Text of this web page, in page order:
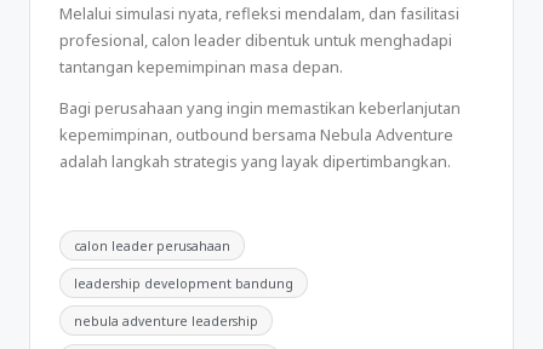
Melalui simulasi nyata, refleksi mendalam, dan fasilitasi
profesional, calon leader dibentuk untuk menghadapi
tantangan kepemimpinan masa depan.
Bagi perusahaan yang ingin memastikan keberlanjutan
kepemimpinan, outbound bersama Nebula Adventure
adalah langkah strategis yang layak dipertimbangkan.
calon leader perusahaan
leadership development bandung
nebula adventure leadership